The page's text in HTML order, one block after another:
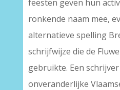
feesten geven hun
ronkende naam mee,
alternatieve spelling
schrijfwijze die de
gebruikte. Een
onveranderlijke